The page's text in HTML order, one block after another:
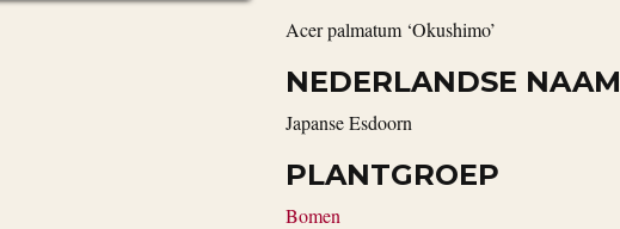
Acer palmatum ‘Okushimo’
NEDERLANDSE NAAM
Japanse Esdoorn
PLANTGROEP
Bomen